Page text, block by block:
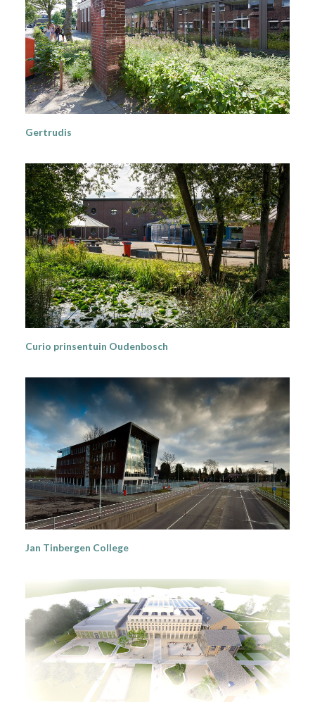
Gertrudis
Curio prinsentuin Oudenbosch
Jan Tinbergen College